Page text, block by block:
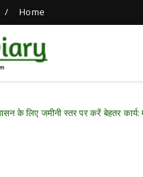
Home
करें बेहतर कार्य: मुख्यमंत्री विष्णु देव साय